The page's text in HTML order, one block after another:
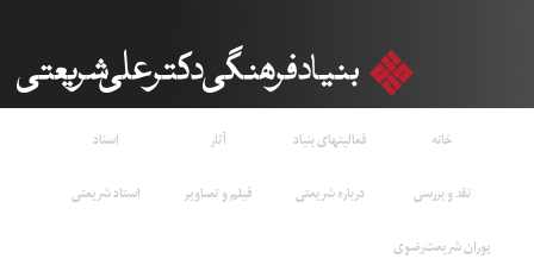
خانه فعالیتهای بنیاد آثار
اسناد
نقد و بررسی
درباره شریعتی فیلم و تصاویر
استاد شریعتی
پوران شریعت‌رضوی